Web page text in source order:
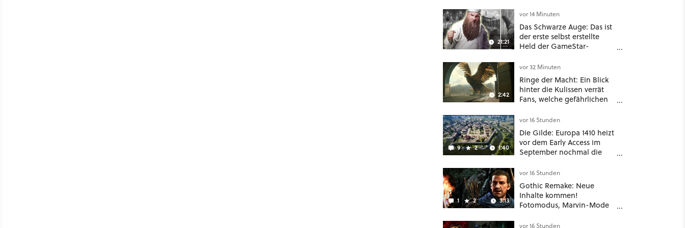
21:21
vor 14 Minuten
Das Schwarze Auge: Das ist
der erste selbst erstellte
Held der GameStar-
2:42
vor 32 Minuten
Ringe der Macht: Ein Blick
hinter die Kulissen verrät
Fans, welche gefährlichen
warten
9 2 1:40
vor 16 Stunden
Die Gilde: Europa 1410 heizt
vor dem Early Access im
September nochmal die
1 2 3:13
vor 16 Stunden
Gothic Remake: Neue
Inhalte kommen!
Fotomodus, Marvin-Mode
vor 16 Stunden